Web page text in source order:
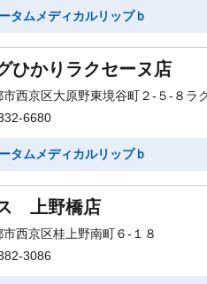
タムメディカルリップｂ
ひかりラクセーヌ店
西京区大原野東境谷町２-５-８ラ
6680
タムメディカルリップｂ
上野橋店
西京区桂上野南町６-１８
3086